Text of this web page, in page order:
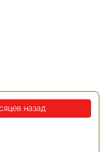
назад